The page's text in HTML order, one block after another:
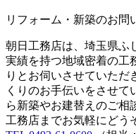
リフォーム・新築のお問
朝日工務店は、埼玉県ふ
実績を持つ地域密着の工
りとお伺いさせていただ
くりのお手伝いをさせ
ら新築やお建替えのご相
工務店までお気軽にどう